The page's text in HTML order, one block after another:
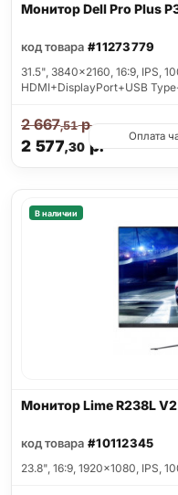
Монитор Dell Pro Plus
код товара #11273779
31.5", 3840x2160, 16:9, IPS,
HDMI+DisplayPort+USB
2 577,30 р.
2 667,51р.
Оплата
В наличии
Монитор Lime R238L V2
код товара #10112345
23.8", 16:9, 1920x1080, IPS,